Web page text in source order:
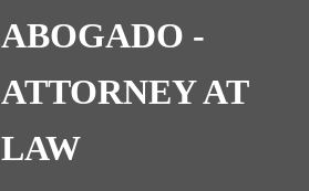
ABOGADO -
ATTORNEY AT
LAW